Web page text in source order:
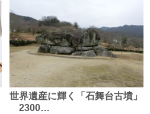
世界遺産に輝く「石舞台古墳」
2300…